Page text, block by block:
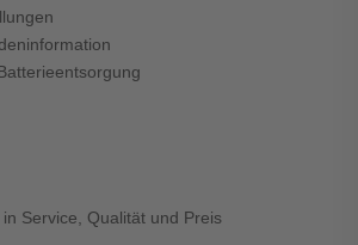
Service, Qualität und Preis